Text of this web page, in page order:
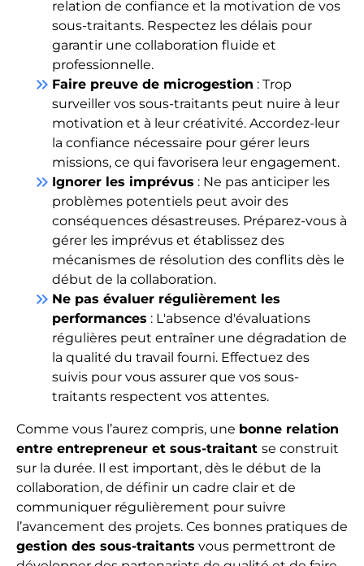
relation de confiance et la motivation de vos
sous-traitants. Respectez les délais pour
garantir une collaboration fluide et
professionnelle.
keyboard_double_arrow_right Faire preuve de microgestion : Trop
surveiller vos sous-traitants peut nuire à leur
motivation et à leur créativité. Accordez-leur
la confiance nécessaire pour gérer leurs
missions, ce qui favorisera leur engagement.
keyboard_double_arrow_right Ignorer les imprévus : Ne pas anticiper les
problèmes potentiels peut avoir des
conséquences désastreuses. Préparez-vous à
gérer les imprévus et établissez des
mécanismes de résolution des conflits dès le
début de la collaboration.
keyboard_double_arrow_right Ne pas évaluer régulièrement les
performances : L'absence d'évaluations
régulières peut entraîner une dégradation de
la qualité du travail fourni. Effectuez des
suivis pour vous assurer que vos sous-
traitants respectent vos attentes.
Comme vous l’aurez compris, une bonne relation
entre entrepreneur et sous-traitant se construit
sur la durée. Il est important, dès le début de la
collaboration, de définir un cadre clair et de
communiquer régulièrement pour suivre
l’avancement des projets. Ces bonnes pratiques de
gestion des sous-traitants vous permettront de